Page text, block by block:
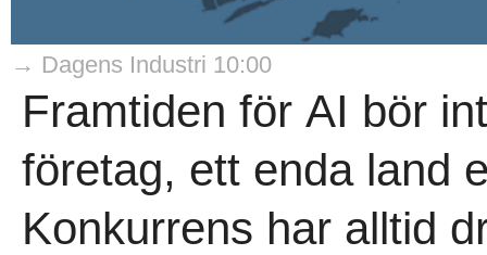
→ Dagens Industri 10:00
Framtiden för AI bör
företag, ett enda land
Konkurrens har alltid